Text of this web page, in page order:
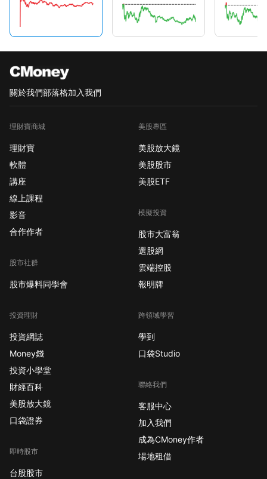
關於我們部落格加入我們
理財寶商城
理財寶
軟體
講座
線上課程
影音
合作作者
股市社群
股市爆料同學會
投資理財
投資網誌
Money錢
投資小學堂
財經百科
美股放大鏡
口袋證券
即時股市
台股股市
美股專區
美股放大鏡
美股股市
美股ETF
模擬投資
股市大富翁
選股網
雲端控股
報明牌
跨領域學習
學到
口袋Studio
聯絡我們
客服中心
加入我們
成為CMoney作者
場地租借